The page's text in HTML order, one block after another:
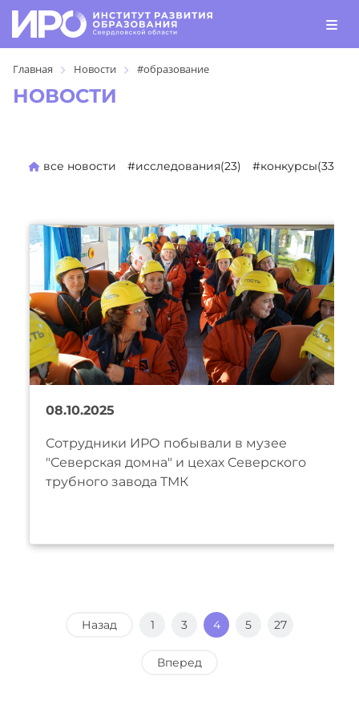
Главная Новости #образование
НОВОСТИ
все новости #исследования(23) #конкурсы(330)
08.10.2025
Сотрудники ИРО побывали в музее
"Северская домна" и цехах Северского
трубного завода ТМК
Назад 1 3 4 5 27
Вперед